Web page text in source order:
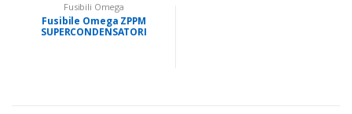
Fusibili Omega
Fusibile Omega ZPPM
SUPERCONDENSATORI